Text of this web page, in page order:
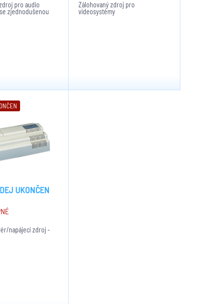
pro audio
zjednodušenou
Zálohovaný zdroj pro
videosystémy
UKONČEN
napájecí zdroj -